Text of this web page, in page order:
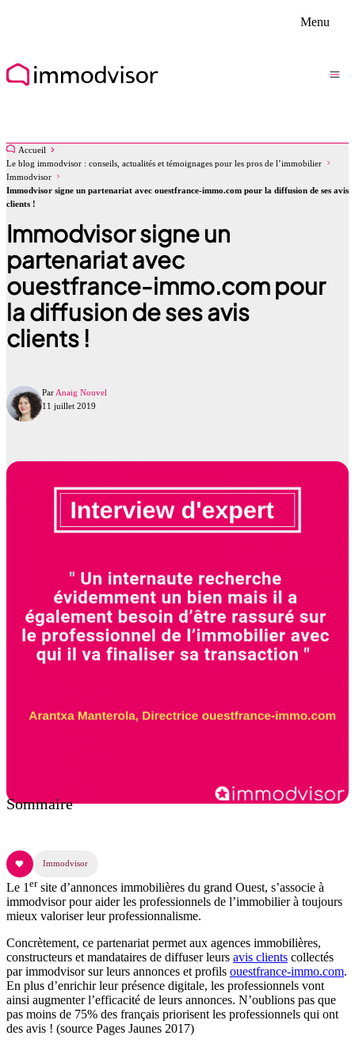
Menu
Accueil
Le blog immodvisor : conseils, actualités et témoignages pour les pros de l’immobilier
Immodvisor
Immodvisor signe un partenariat avec ouestfrance-immo.com pour la diffusion de ses avis
clients !
Immodvisor signe un
partenariat avec
ouestfrance-immo.com pour
la diffusion de ses avis
clients !
Par Anaig Nouvel
11 juillet 2019
Sommaire
Immodvisor
Le 1 ersite d’annonces immobilières du grand Ouest, s’associe à
immodvisor pour aider les professionnels de l’immobilier à toujours
mieux valoriser leur professionnalisme.
Concrètement, ce partenariat permet aux agences immobilières,
constructeurs et mandataires de diffuser leurs avis clients collectés
par immodvisor sur leurs annonces et profils ouestfrance-immo.com.
En plus d’enrichir leur présence digitale, les professionnels vont
ainsi augmenter l’efficacité de leurs annonces. N’oublions pas que
pas moins de 75% des français priorisent les professionnels qui ont
des avis ! (source Pages Jaunes 2017)